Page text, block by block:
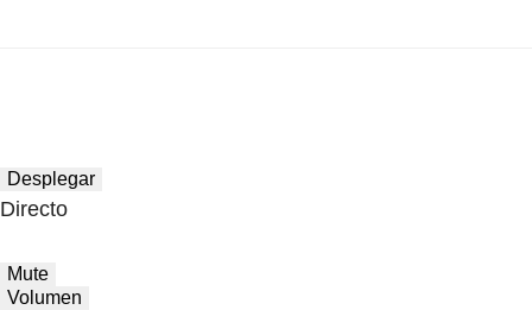
Desplegar
Directo
Mute
Volumen